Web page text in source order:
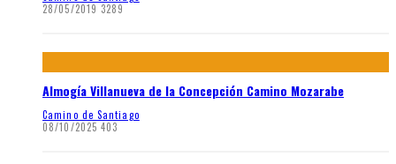
28/05/2019 3289
Almogía Villanueva de la Concepción Camino Mozarabe
Camino de Santiago
08/10/2025 403